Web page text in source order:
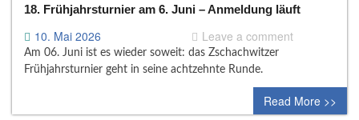
18. Frühjahrsturnier am 6. Juni – Anmeldung läuft
10. Mai 2026 Leave a comment
Am 06. Juni ist es wieder soweit: das Zschachwitzer
Frühjahrsturnier geht in seine achtzehnte Runde.
Read More >>